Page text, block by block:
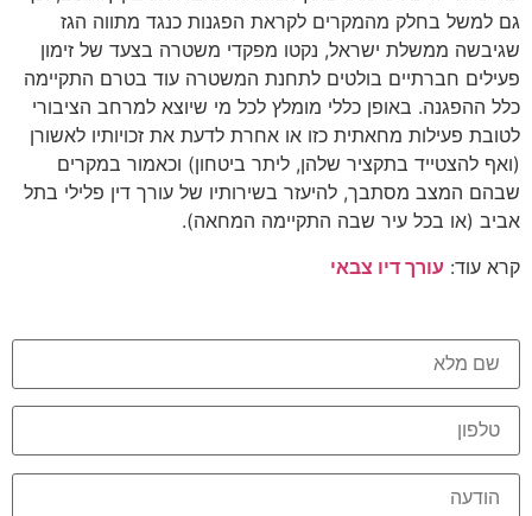
גם למשל בחלק מהמקרים לקראת הפגנות כנגד מתווה הגז
שגיבשה ממשלת ישראל, נקטו מפקדי משטרה בצעד של זימון
פעילים חברתיים בולטים לתחנת המשטרה עוד בטרם התקיימה
כלל ההפגנה. באופן כללי מומלץ לכל מי שיוצא למרחב הציבורי
לטובת פעילות מחאתית כזו או אחרת לדעת את זכויותיו לאשורן
(ואף להצטייד בתקציר שלהן, ליתר ביטחון) וכאמור במקרים
שבהם המצב מסתבך, להיעזר בשירותיו של עורך דין פלילי בתל
אביב (או בכל עיר שבה התקיימה המחאה).
קרא עוד: עורך דיו צבאי